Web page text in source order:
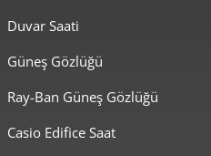
bu modeller,
Duvar Saati
Güneş Gözlüğü
Ray-Ban Güneş Gözlüğü
Casio Edifice Saat